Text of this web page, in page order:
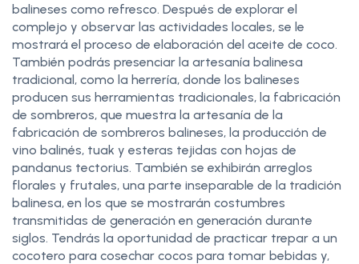
balineses como refresco. Después de explorar el
complejo y observar las actividades locales, se le
mostrará el proceso de elaboración del aceite de coco.
También podrás presenciar la artesanía balinesa
tradicional, como la herrería, donde los balineses
producen sus herramientas tradicionales, la fabricación
de sombreros, que muestra la artesanía de la
fabricación de sombreros balineses, la producción de
vino balinés, tuak y esteras tejidas con hojas de
pandanus tectorius. También se exhibirán arreglos
florales y frutales, una parte inseparable de la tradición
balinesa, en los que se mostrarán costumbres
transmitidas de generación en generación durante
siglos. Tendrás la oportunidad de practicar trepar a un
cocotero para cosechar cocos para tomar bebidas y,